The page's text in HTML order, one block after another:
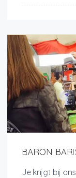
BARON
Je krijgt bij